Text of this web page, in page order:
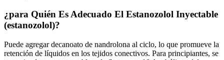
¿para Quién Es Adecuado El Estanozolol Inyectable
(estanozolol)?
Puede agregar decanoato de nandrolona al ciclo, lo que promueve la
retención de líquidos en los tejidos conectivos. Para principiantes, se